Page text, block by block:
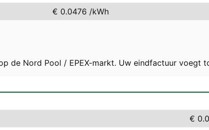
€ 0.0476 /kWh
de Nord Pool / EPEX-markt. Uw eindfactuur voegt
€